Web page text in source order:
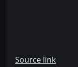
Source link